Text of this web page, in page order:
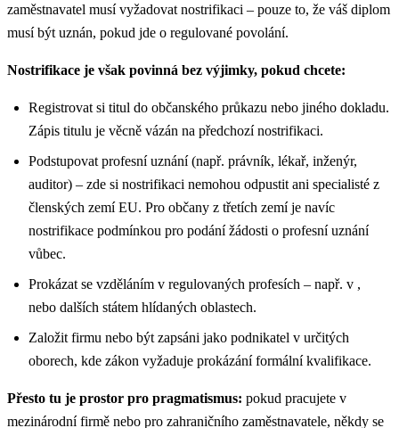
zaměstnavatel musí vyžadovat nostrifikaci – pouze to, že váš diplom
musí být uznán, pokud jde o regulované povolání.
Nostrifikace je však povinná bez výjimky, pokud chcete:
Registrovat si titul do občanského průkazu nebo jiného dokladu.
Zápis titulu je věcně vázán na předchozí nostrifikaci.
Podstupovat profesní uznání (např. právník, lékař, inženýr,
auditor) – zde si nostrifikaci nemohou odpustit ani specialisté z
členských zemí EU. Pro občany z třetích zemí je navíc
nostrifikace podmínkou pro podání žádosti o profesní uznání
vůbec.
Prokázat se vzděláním v regulovaných profesích – např. v ,
nebo dalších státem hlídaných oblastech.
Založit firmu nebo být zapsáni jako podnikatel v určitých
oborech, kde zákon vyžaduje prokázání formální kvalifikace.
Přesto tu je prostor pro pragmatismus: pokud pracujete v
mezinárodní firmě nebo pro zahraničního zaměstnavatele, někdy se